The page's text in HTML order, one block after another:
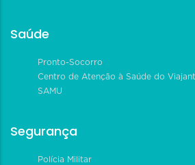
Saúde
Pronto-Socorro
Centro de Atenção à Saúde do
SAMU
Segurança
Polícia Militar